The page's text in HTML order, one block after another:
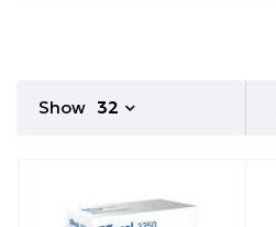
Show 32